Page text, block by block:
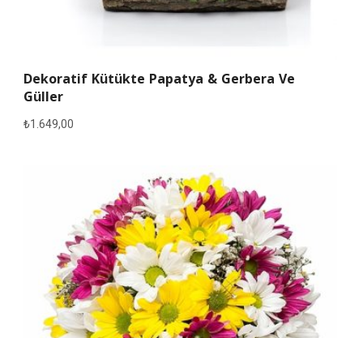
Dekoratif Kütükte Papatya & Gerbera Ve
Güller
₺1.649,00